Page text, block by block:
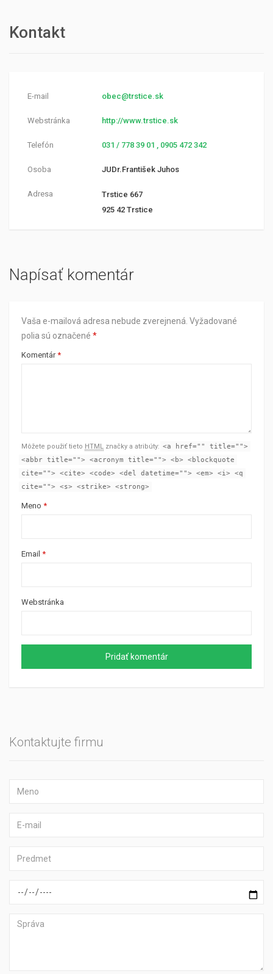
Kontakt
E-mail obec@trstice.sk
Webstránka http://www.trstice.sk
Telefón 031 / 778 39 01 , 0905 472 342
Osoba JUDr.František Juhos
Adresa
Trstice 667
925 42 Trstice
Napísať komentár
Vaša e-mailová adresa nebude zverejnená. Vyžadované
polia sú označené *
Komentár*
Môžete použiť tieto HTML značky a atribúty: <a href="" title="">
<abbr title=""> <acronym title=""> <b> <blockquote
cite=""> <cite> <code> <del datetime=""> <em> <i> <q
cite=""> <s> <strike> <strong>
Meno *
Email *
Webstránka
Kontaktujte firmu